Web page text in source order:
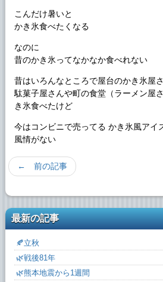
こんだけ暑いと
かき氷食べたくなる
なのに
昔のかき氷ってなかなか食べれない
昔はいろんなところで屋台のかき氷屋
駄菓子屋さんや町の食堂（ラーメン屋
き氷食べたけど
今はコンビニで売ってる かき氷風アイ
風情がない
← 前の記事
最新の記事
🍂立秋
🌿戦後81年
🌿熊本地震から1週間